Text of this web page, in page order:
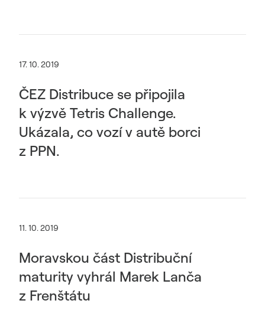
17. 10. 2019
ČEZ Distribuce se připojila
k výzvě Tetris Challenge.
Ukázala, co vozí v autě borci
z PPN.
11. 10. 2019
Moravskou část Distribuční
maturity vyhrál Marek Lanča
z Frenštátu